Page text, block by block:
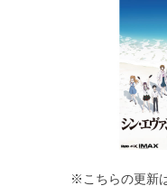
※こちらの更新